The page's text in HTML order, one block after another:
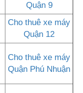
Quận 9
Cho thuê xe máy
Quận 12
Cho thuê xe máy
Quận Phú Nhuận